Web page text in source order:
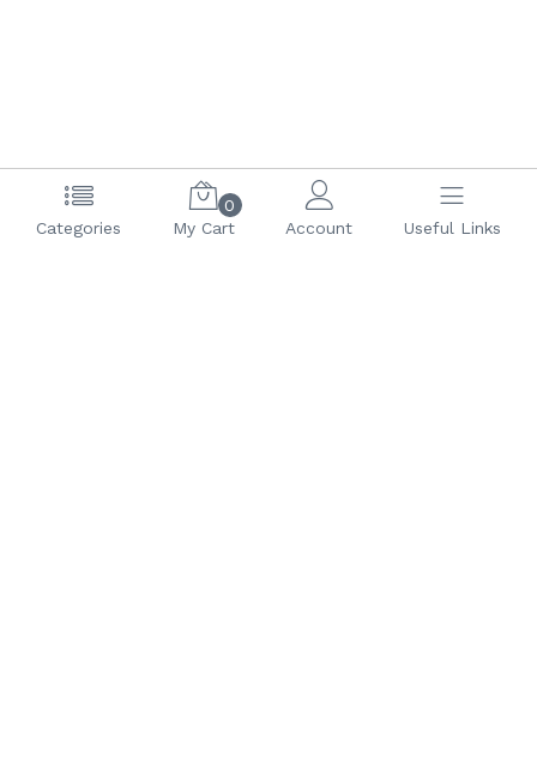
Categories
0
My Cart
Account Useful Links
(current)
2
6